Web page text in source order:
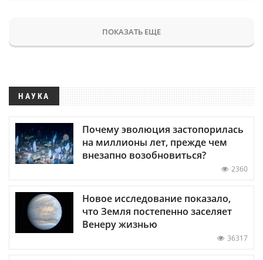
ПОКАЗАТЬ ЕЩЕ
НАУКА
Почему эволюция застопорилась
на миллионы лет, прежде чем
внезапно возобновиться?
2360
Новое исследование показало,
что Земля постепенно заселяет
Венеру жизнью
36317